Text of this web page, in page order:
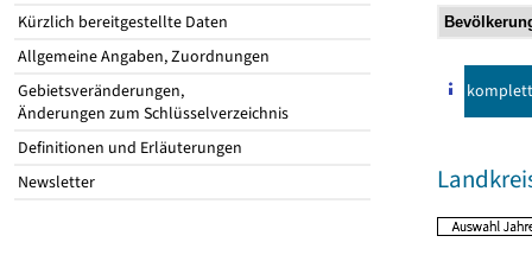
Kürzlich bereitgestellte Daten
Allgemeine Angaben, Zuordnungen
Gebietsveränderungen,
Änderungen zum Schlüsselverzeichnis
Definitionen und Erläuterungen
Newsletter
komplett